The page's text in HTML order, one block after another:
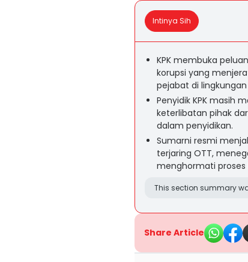
Intinya Sih
KPK membuka
korupsi yang
pejabat di
Penyidik KPK masih
keterlibatan pihak
dalam penyidikan.
Sumarni resmi
terjaring OTT,
menghormati proses
This section summary
Share Article